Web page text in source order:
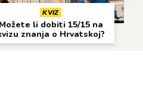
KVIZ
Možete li dobiti 15/15 na
znanja o Hrvatskoj?